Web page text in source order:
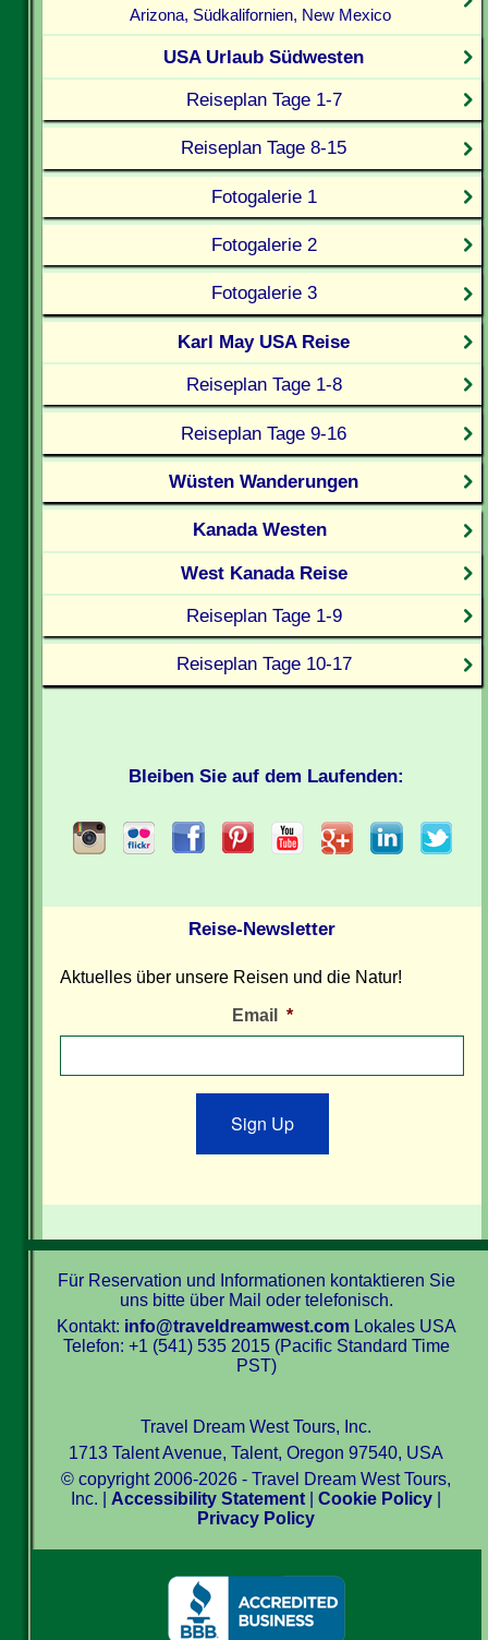
Arizona, Südkalifornien, New Mexico
USA Urlaub Südwesten
Reiseplan Tage 1-7
Reiseplan Tage 8-15
Fotogalerie 1
Fotogalerie 2
Fotogalerie 3
Karl May USA Reise
Reiseplan Tage 1-8
Reiseplan Tage 9-16
Wüsten Wanderungen
Kanada Westen
West Kanada Reise
Reiseplan Tage 1-9
Reiseplan Tage 10-17
Bleiben Sie auf dem Laufenden:
Reise-Newsletter
Aktuelles über unsere Reisen und die Natur!
Email *
Sign Up
Für Reservation und Informationen kontaktieren Sie
uns bitte über Mail oder telefonisch.
Kontakt: info@traveldreamwest.comLokales USA
Telefon: +1 (541) 535 2015 (Pacific Standard Time
PST)
Travel Dream West Tours, Inc.
1713 Talent Avenue, Talent, Oregon 97540, USA
© copyright 2006-2026 - Travel Dream West Tours,
Inc. | Accessibility Statement |Cookie Policy
Privacy Policy